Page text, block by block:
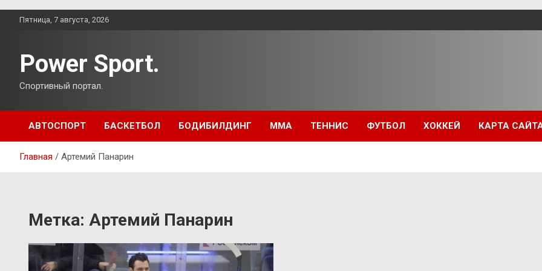
ПерейтиПятница, 7 августа, 2026
Power Sport.
Спортивный портал.
АВТОСПОРТ БАСКЕТБОЛ БОДИБИЛДИНГ ММА ТЕННИС ФУТБОЛ ХОККЕЙ КАРТА
Главная Артемий Панарин
Метка: Артемий Панарин